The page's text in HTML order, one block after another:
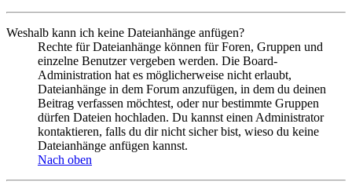
Weshalb kann ich keine Dateianhänge anfügen?
Rechte für Dateianhänge können für Foren, Gruppen und
einzelne Benutzer vergeben werden. Die Board-
Administration hat es möglicherweise nicht erlaubt,
Dateianhänge in dem Forum anzufügen, in dem du deinen
Beitrag verfassen möchtest, oder nur bestimmte Gruppen
dürfen Dateien hochladen. Du kannst einen Administrator
kontaktieren, falls du dir nicht sicher bist, wieso du keine
Dateianhänge anfügen kannst.
Nach oben